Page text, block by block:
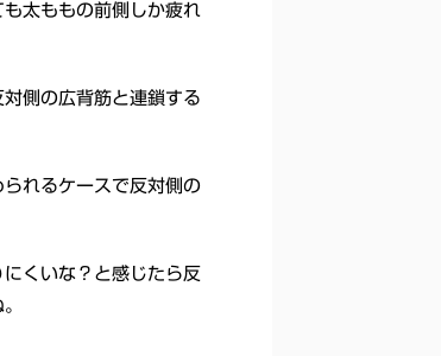
太ももの前側しか疲れ
側の広背筋と連鎖する
れるケースで反対側の
くいな？と感じたら反